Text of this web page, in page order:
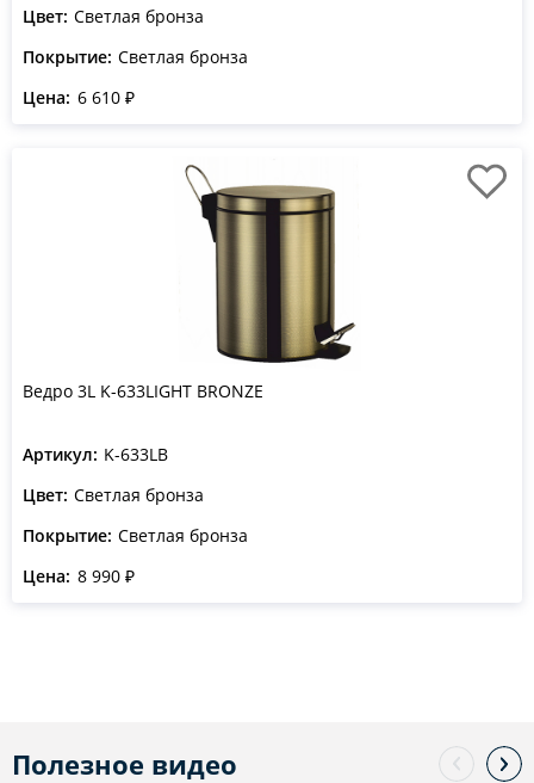
Цвет: Светлая бронза
Покрытие: Светлая бронза
Цена: 6 610 ₽
Ведро 3L K-633LIGHT BRONZE
Артикул: K-633LB
Цвет: Светлая бронза
Покрытие: Светлая бронза
Цена: 8 990 ₽
Полезное видео